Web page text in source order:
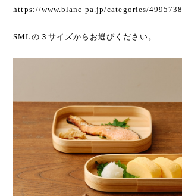
https://www.blanc-pa.jp/categories/4995738
SMLの３サイズからお選びください。